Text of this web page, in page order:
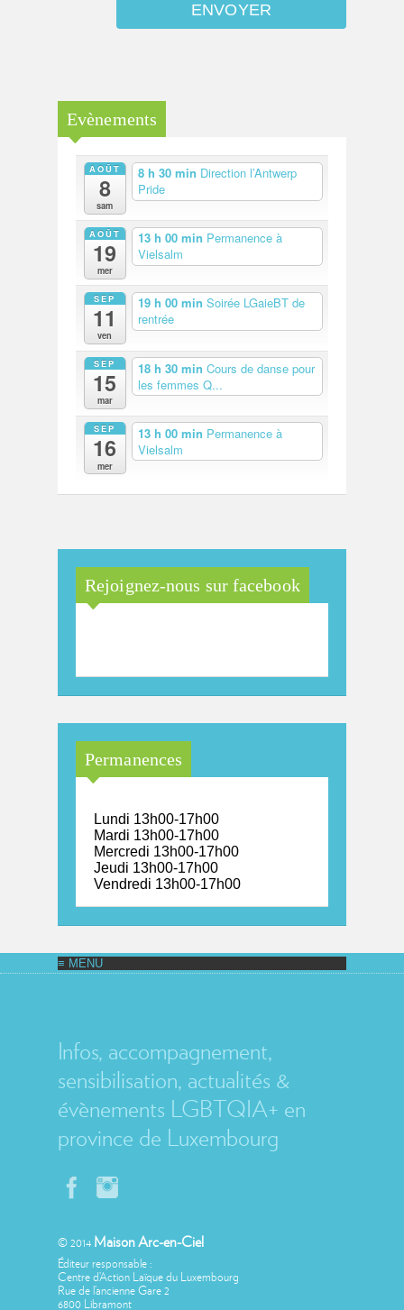
Evènements
AOÛT
8
sam
8 h 30 min Direction l’Antwerp
Pride
AOÛT
19
mer
13 h 00 min Permanence à
Vielsalm
SEP
11
ven
19 h 00 min Soirée LGaieBT de
rentrée
SEP
15
mar
18 h 30 min Cours de danse pour
les femmes Q...
SEP
16
mer
13 h 00 min Permanence à
Vielsalm
Rejoignez-nous sur facebook
Permanences
Lundi 13h00-17h00
Mardi 13h00-17h00
Mercredi 13h00-17h00
Jeudi 13h00-17h00
Vendredi 13h00-17h00
Infos, accompagnement,
sensibilisation, actualités &
évènements LGBTQIA+ en
province de Luxembourg
© 2014 Maison Arc-en-Ciel
Éditeur responsable :
Centre d’Action Laïque du Luxembourg
Rue de l’ancienne Gare 2
6800 Libramont